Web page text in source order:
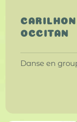
OCCITAN
Danse en